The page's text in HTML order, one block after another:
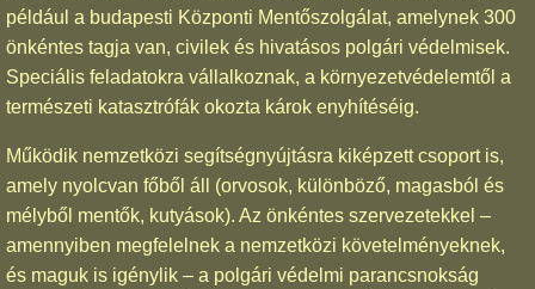
például a budapesti Központi Mentőszolgálat, amelynek 300
önkéntes tagja van, civilek és hivatásos polgári védelmisek.
Speciális feladatokra vállalkoznak, a környezetvédelemtől a
természeti katasztrófák okozta károk enyhítéséig.
Működik nemzetközi segítségnyújtásra kiképzett csoport is,
amely nyolcvan főből áll (orvosok, különböző, magasból és
mélyből mentők, kutyások). Az önkéntes szervezetekkel –
amennyiben megfelelnek a nemzetközi követelményeknek,
és maguk is igénylik – a polgári védelmi parancsnokság